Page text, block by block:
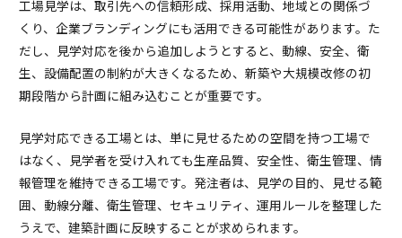
工場見学は、取引先への信頼形成、採用活動、地域との関係づ
くり、企業ブランディングにも活用できる可能性があります。た
だし、見学対応を後から追加しようとすると、動線、安全、衛
生、設備配置の制約が大きくなるため、新築や大規模改修の初
期段階から計画に組み込むことが重要です。
見学対応できる工場とは、単に見せるための空間を持つ工場で
はなく、見学者を受け入れても生産品質、安全性、衛生管理、情
報管理を維持できる工場です。発注者は、見学の目的、見せる範
囲、動線分離、衛生管理、セキュリティ、運用ルールを整理した
うえで、建築計画に反映することが求められます。